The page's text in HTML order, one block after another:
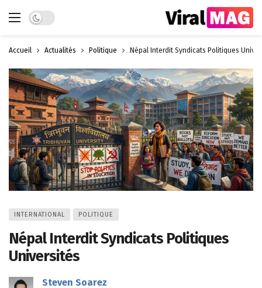
Dark mode
Accueil Actualités Politique Népal Interdit Syndicats Politiques
INTERNATIONAL POLITIQUE
Népal Interdit Syndicats Politiques
Universités
Steven Soarez